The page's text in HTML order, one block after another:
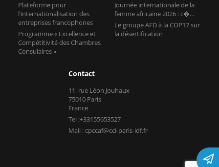
Plateforme pour
l’internationalisation des
entreprises francophones
Programme « Excellence et
Compétitivité des Chambres
Consulaires »
Journée internationale de la
femme africaine 2026 : c�...
Le groupe AFD à la COP17 sur
la désertification
Contact
11, rue Léon Jouhaux
75010 Paris
France
Tel :+33155653527
Mail : cpccaf@cci-paris-idf.fr